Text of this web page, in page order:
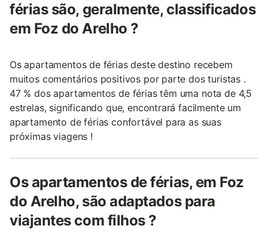
férias são, geralmente, classificados
em Foz do Arelho ?
Os apartamentos de férias deste destino recebem
muitos comentários positivos por parte dos turistas .
47 % dos apartamentos de férias têm uma nota de 4,5
estrelas, significando que, encontrará facilmente um
apartamento de férias confortável para as suas
próximas viagens !
Os apartamentos de férias, em Foz
do Arelho, são adaptados para
viajantes com filhos ?